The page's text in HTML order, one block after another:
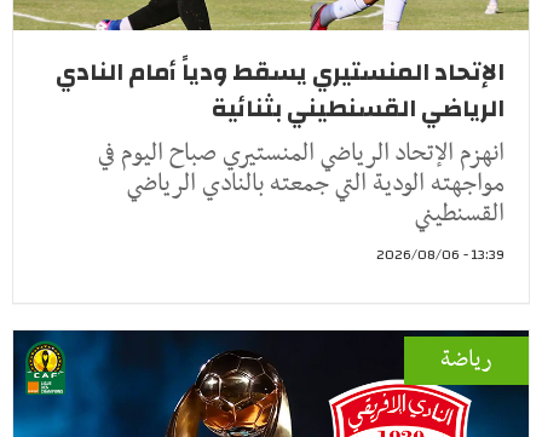
الإتحاد المنستيري يسقط ودياً أمام النادي
الرياضي القسنطيني بثنائية
انهزم الإتحاد الرياضي المنستيري صباح اليوم في
مواجهته الودية التي جمعته بالنادي الرياضي
القسنطيني
13:39 - 2026/08/06
رياضة